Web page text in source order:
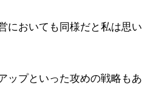
においても同様だと私は思い
ップといった攻めの戦略もあ